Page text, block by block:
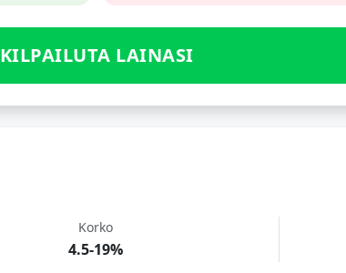
KILPAILUTA LAINASI
Korko
4.5-19%